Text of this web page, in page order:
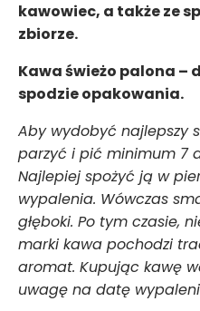
kawowiec, a także ze
zbiorze.
Kawa świeżo palona –
spodzie opakowania.
Aby wydobyć najlepszy
parzyć i pić minimum 7
Najlepiej spożyć ją w
wypalenia. Wówczas
głęboki. Po tym czasie,
marki kawa pochodzi
aromat. Kupując kawę
uwagę na datę